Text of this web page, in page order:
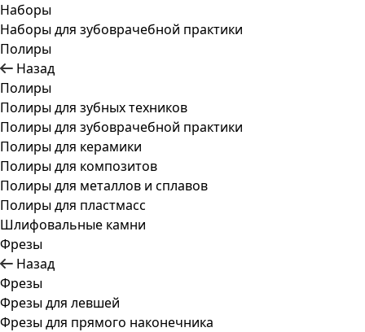
Наборы
Наборы для зубоврачебной практики
Полиры
Назад
Полиры
Полиры для зубных техников
Полиры для зубоврачебной практики
Полиры для керамики
Полиры для композитов
Полиры для металлов и сплавов
Полиры для пластмасс
Шлифовальные камни
Фрезы
Назад
Фрезы
Фрезы для левшей
Фрезы для прямого наконечника